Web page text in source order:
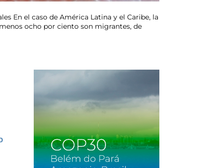
En el caso de América Latina y el Caribe, la
ocho por ciento son migrantes, de